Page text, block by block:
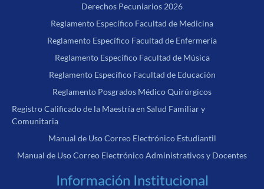
Derechos Pecuniarios 2026
Reglamento Específico Facultad de Medicina
Reglamento Específico Facultad de Enfermería
Reglamento Específico Facultad de Música
Reglamento Específico Facultad de Educación
Reglamento Posgrados Médico Quirúrgicos
Registro Calificado de la Maestría en Salud Familiar y
Comunitaria
Manual de Uso Correo Electrónico Estudiantil
Manual de Uso Correo Electrónico Administrativos y Docentes
Información Institucional